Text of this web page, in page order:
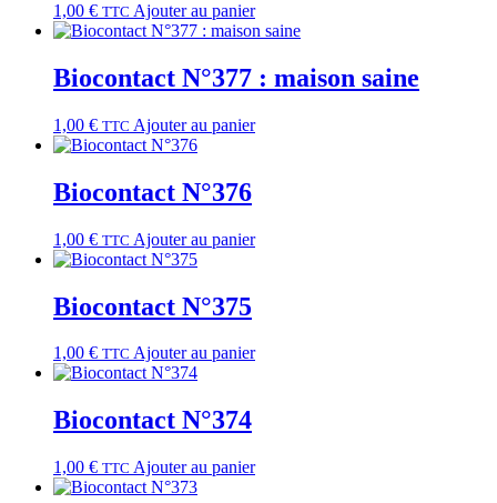
1,00 € TTC Ajouter au panier
Biocontact N°377 : maison saine
1,00 € TTC Ajouter au panier
Biocontact N°376
1,00 € TTC Ajouter au panier
Biocontact N°375
1,00 € TTC Ajouter au panier
Biocontact N°374
1,00 € TTC Ajouter au panier